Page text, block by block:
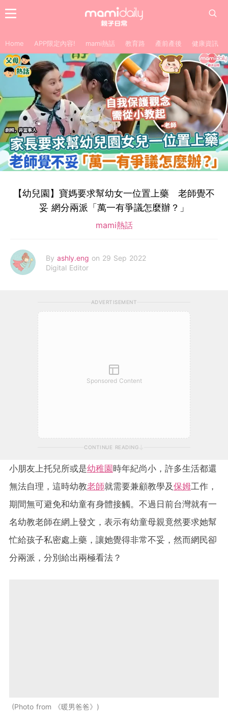
Home APP限定內容! mami熱話 教育路 產前產後 健康資訊
【幼兒園】寶媽要求幫幼女一位置上藥 老師覺不
妥 網分兩派「萬一有爭議怎麼辦？」
mami熱話
By ashly.eng on 29 Sep 2022
Digital Editor
ADVERTISEMENT
Sponsored Content
CONTINUE READING
小朋友上托兒所或是幼稚園時年紀尚小，許多生活都還
無法自理，這時幼教老師就需要兼顧教學及保姆工作，
期間無可避免和幼童有身體接觸。不過日前台灣就有一
名幼教老師在網上發文，表示有幼童母親竟然要求她幫
忙給孩子私密處上藥，讓她覺得非常不妥，然而網民卻
分兩派，分別給出兩極看法？
Photo from 《暖男爸爸》